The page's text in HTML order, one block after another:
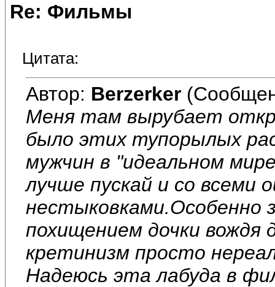
Re: Фильмы
Цитата:
Автор: Berzerker
Меня там вырубает
было этих тупорылых
мужчин в "идеальном
лучше пускай и со всеми
нестыковками.Особенно
похищением дочки вождя
кретинизм просто
Надеюсь эта лабуда в